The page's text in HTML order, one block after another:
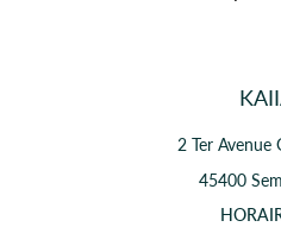
2 Ter Avenue
45400